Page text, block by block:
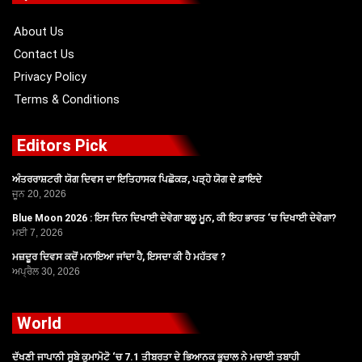
About Us
Contact Us
Privacy Policy
Terms & Conditions
Editors Pick
ਅੰਤਰਰਾਸ਼ਟਰੀ ਯੋਗ ਦਿਵਸ ਦਾ ਇਤਿਹਾਸਕ ਪਿਛੋਕੜ, ਪੜ੍ਹੋ ਯੋਗ ਦੇ ਫ਼ਾਇਦੇ
ਜੂਨ 20, 2026
Blue Moon 2026 : ਇਸ ਦਿਨ ਦਿਖਾਈ ਦੇਵੇਗਾ ਬਲੂ ਮੂਨ, ਕੀ ਇਹ ਭਾਰਤ ‘ਚ ਦਿਖਾਈ ਦੇਵੇਗਾ?
ਮਈ 7, 2026
ਮਜ਼ਦੂਰ ਦਿਵਸ ਕਦੋਂ ਮਨਾਇਆ ਜਾਂਦਾ ਹੈ, ਇਸਦਾ ਕੀ ਹੈ ਮਹੱਤਵ ?
ਅਪ੍ਰੈਲ 30, 2026
World
ਦੱਖਣੀ ਜਾਪਾਨੀ ਸੂਬੇ ਕੁਮਾਮੋਟੋ ‘ਚ 7.1 ਤੀਬਰਤਾ ਦੇ ਭਿਆਨਕ ਭੂਚਾਲ ਨੇ ਮਚਾਈ ਤਬਾਹੀ